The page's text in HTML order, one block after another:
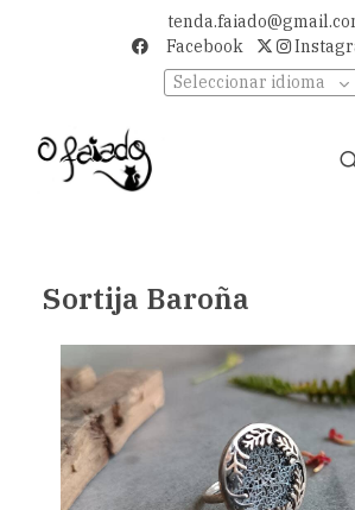
Facebook
Seleccionar idioma
Sortija Baroña